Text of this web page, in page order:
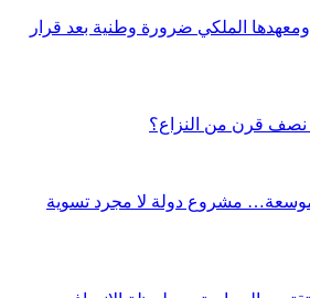
ومعهدها الملكي ضرورة وطنية بعد قرار
نصف قرن من النزاع؟
مشروع دولة لا مجرد تسوية